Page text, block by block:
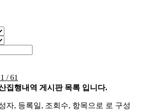
/ 61
집행내역 게시판 목록 입니다.
자, 등록일, 조회수, 항목으로 로 구성